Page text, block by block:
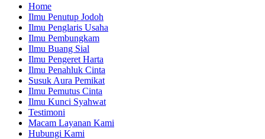
Home
Ilmu Penutup Jodoh
Ilmu Penglaris Usaha
Ilmu Pembungkam
Ilmu Buang Sial
Ilmu Pengeret Harta
Ilmu Penahluk Cinta
Susuk Aura Pemikat
Ilmu Pemutus Cinta
Ilmu Kunci Syahwat
Testimoni
Macam Layanan Kami
Hubungi Kami